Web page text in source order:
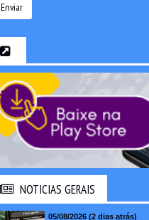
Enviar
NOTICIAS GERAIS
05/08/2026 (2 dias atrás)